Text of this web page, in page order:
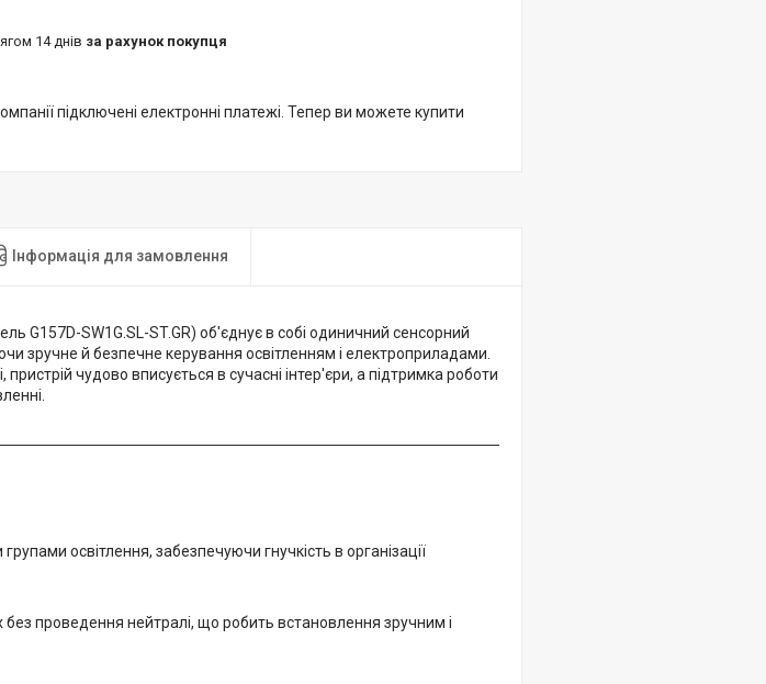
14 днів за рахунок покупця
підключені електронні платежі. Тепер ви можете купити
Інформація для замовлення
G157D-SW1G.SL-ST.GR) об'єднує в собі одиничний сенсорний
зручне й безпечне керування освітленням і електроприладами.
чудово вписується в сучасні інтер'єри, а підтримка роботи
освітлення, забезпечуючи гнучкість в організації
проведення нейтралі, що робить встановлення зручним і